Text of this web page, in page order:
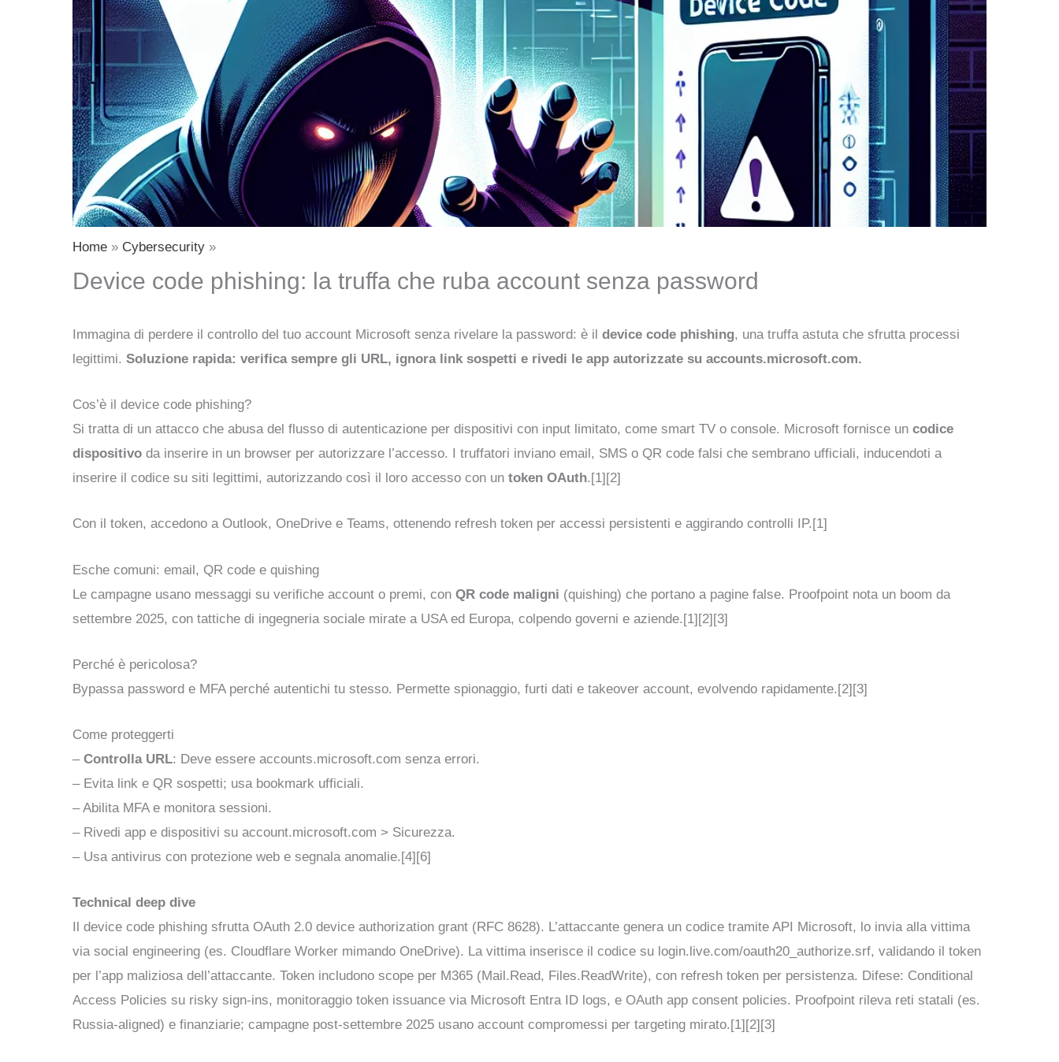
Home Cybersecurity
Device code phishing: la truffa che ruba account senza password
Immagina di perdere il controllo del tuo account Microsoft senza rivelare la password: è il device code phishing, una truffa astuta che sfrutta processi
legittimi. Soluzione rapida: verifica sempre gli URL, ignora link sospetti e rivedi le app autorizzate su accounts.microsoft.com.
Cos’è il device code phishing?
Si tratta di un attacco che abusa del flusso di autenticazione per dispositivi con input limitato, come smart TV o console. Microsoft fornisce un codice
dispositivo da inserire in un browser per autorizzare l’accesso. I truffatori inviano email, SMS o QR code falsi che sembrano ufficiali, inducendoti a
inserire il codice su siti legittimi, autorizzando così il loro accesso con un token OAuth.[1][2]
Con il token, accedono a Outlook, OneDrive e Teams, ottenendo refresh token per accessi persistenti e aggirando controlli IP.[1]
Esche comuni: email, QR code e quishing
Le campagne usano messaggi su verifiche account o premi, con QR code maligni (quishing) che portano a pagine false. Proofpoint nota un boom da
settembre 2025, con tattiche di ingegneria sociale mirate a USA ed Europa, colpendo governi e aziende.[1][2][3]
Perché è pericolosa?
Bypassa password e MFA perché autentichi tu stesso. Permette spionaggio, furti dati e takeover account, evolvendo rapidamente.[2][3]
Come proteggerti
– Controlla URL: Deve essere accounts.microsoft.com senza errori.
– Evita link e QR sospetti; usa bookmark ufficiali.
– Abilita MFA e monitora sessioni.
– Rivedi app e dispositivi su account.microsoft.com > Sicurezza.
– Usa antivirus con protezione web e segnala anomalie.[4][6]
Technical deep dive
Il device code phishing sfrutta OAuth 2.0 device authorization grant (RFC 8628). L’attaccante genera un codice tramite API Microsoft, lo invia alla vittima
via social engineering (es. Cloudflare Worker mimando OneDrive). La vittima inserisce il codice su login.live.com/oauth20_authorize.srf, validando il token
per l’app maliziosa dell’attaccante. Token includono scope per M365 (Mail.Read, Files.ReadWrite), con refresh token per persistenza. Difese: Conditional
Access Policies su risky sign-ins, monitoraggio token issuance via Microsoft Entra ID logs, e OAuth app consent policies. Proofpoint rileva reti statali (es.
Russia-aligned) e finanziarie; campagne post-settembre 2025 usano account compromessi per targeting mirato.[1][2][3]